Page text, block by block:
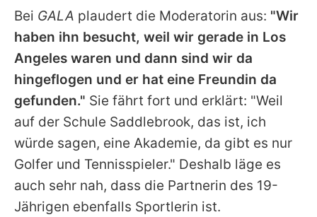
Bei GALA plaudert die Moderatorin aus: "Wir
haben ihn besucht, weil wir gerade in Los
Angeles waren und dann sind wir da
hingeflogen und er hat eine Freundin da
gefunden." Sie fährt fort und erklärt: "Weil
auf der Schule Saddlebrook, das ist, ich
würde sagen, eine Akademie, da gibt es nur
Golfer und Tennisspieler." Deshalb läge es
auch sehr nah, dass die Partnerin des 19-
Jährigen ebenfalls Sportlerin ist.